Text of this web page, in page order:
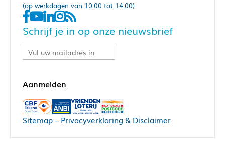
(op werkdagen van 10.00 tot 14.00)
Schrijf je in op onze nieuwsbrief
Sitemap– Privacyverklaring & Disclaimer